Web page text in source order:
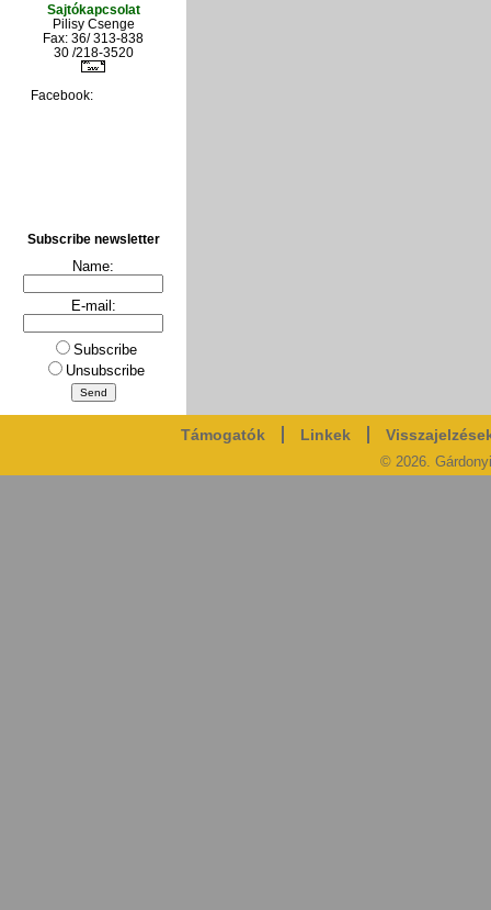
Sajtókapcsolat
Pilisy Csenge
Fax: 36/ 313-838
30 /218-3520
Facebook:
Subscribe newsletter
Name:
E-mail:
Subscribe
Unsubscribe
Támogatók Linkek
© 2026.